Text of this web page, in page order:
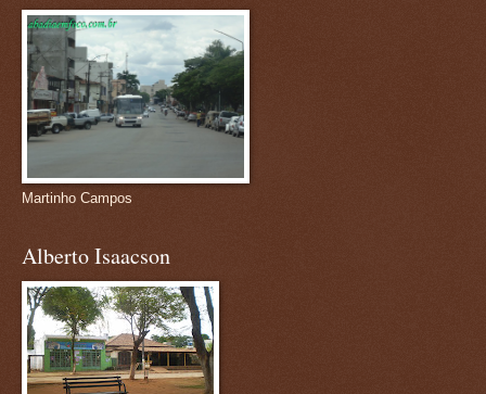
Martinho Campos
Alberto Isaacson